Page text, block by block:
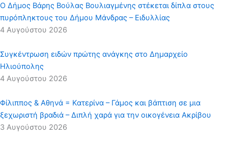
Ο Δήμος Βάρης Βούλας Βουλιαγμένης στέκεται δίπλα στους
πυρόπληκτους του Δήμου Μάνδρας – Ειδυλλίας
4 Αυγούστου 2026
Συγκέντρωση ειδών πρώτης ανάγκης στο Δημαρχείο
Ηλιούπολης
4 Αυγούστου 2026
Φίλιππος & Αθηνά = Κατερίνα – Γάμος και βάπτιση σε μια
ξεχωριστή βραδιά – Διπλή χαρά για την οικογένεια Ακρίβου
3 Αυγούστου 2026